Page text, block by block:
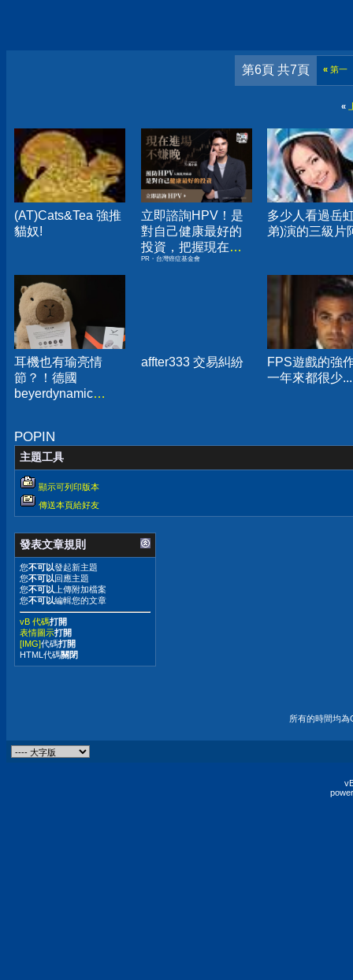
第6頁 共7頁 «第一
«
(AT)Cats&Tea 強推
貓奴!
立即諮詢HPV！是
對自己健康最好的
投資，把握現在不
嫌晚！
PR・台灣癌症基金會
多少人看過岳
弟)演的三級片
耳機也有瑜亮情
節？！德國
beyerdynamic
箱分享
affter333 交易糾紛
FPS遊戲的強
一年來都很少
POPIN
主題工具
顯示可列印版本
傳送本頁給好友
發表文章規則
您不可以發起新主題
您不可以 回應主題
您不可以 上傳附加檔案
您不可以編輯您的文章
vB 代碼打開
表情圖示打開
[IMG]代碼打開
HTML代碼關閉
所有的時間均為